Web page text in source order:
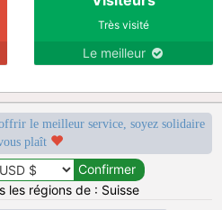
Très visité
Le meilleur
le meilleur service, soyez solidaire
plaît
les régions de : Suisse